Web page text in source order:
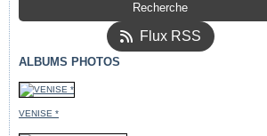
Flux RSS
ALBUMS PHOTOS
VENISE *